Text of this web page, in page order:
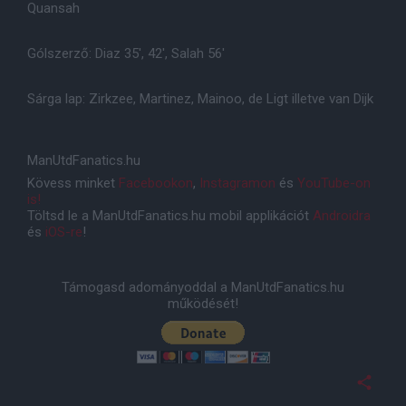
Quansah
Gólszerző: Diaz 35', 42', Salah 56'
Sárga lap: Zirkzee, Martinez, Mainoo, de Ligt illetve van Dijk
ManUtdFanatics.hu
Kövess minket Facebookon, Instagramon és YouTube-on
is!
Töltsd le a ManUtdFanatics.hu mobil applikációt Androidra
és iOS-re!
Támogasd adományoddal a ManUtdFanatics.hu
működését!